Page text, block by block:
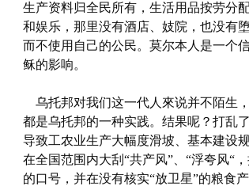
生产资料归全民所有，生活用品按劳分
和娱乐，那里没有酒店、妓院，也没有
而不使用自己的公民。莫尔本人是一个
稣的影响。
乌托邦对我们这一代人來说并不陌生，
都是乌托邦的一种实践。结果呢？打乱
导致工农业生产大幅度滑坡、基本建设
在全国范围内大刮“共产风”、“浮夸风“
的口号，并在没有核实“放卫星”的粮食